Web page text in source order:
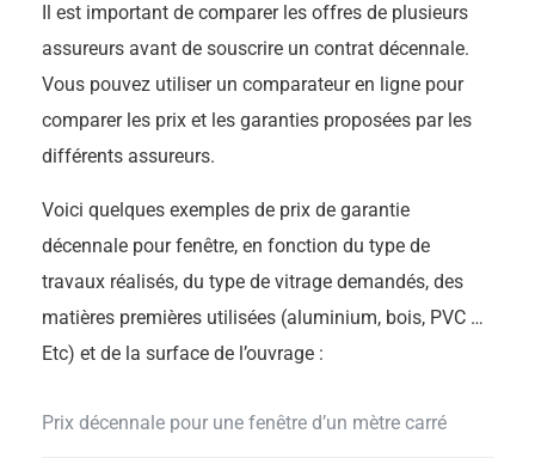
Il est important de comparer les offres de plusieurs
assureurs avant de souscrire un contrat décennale.
Vous pouvez utiliser un comparateur en ligne pour
comparer les prix et les garanties proposées par les
différents assureurs.
Voici quelques exemples de prix de garantie
décennale pour fenêtre, en fonction du type de
travaux réalisés, du type de vitrage demandés, des
matières premières utilisées (aluminium, bois, PVC …
Etc) et de la surface de l’ouvrage :
Prix décennale pour une fenêtre d’un mètre carré